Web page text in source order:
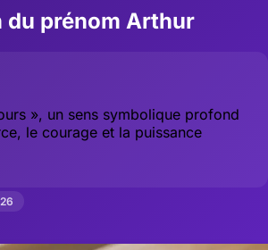
prénom Arthur
», un sens symbolique profond
le courage et la puissance